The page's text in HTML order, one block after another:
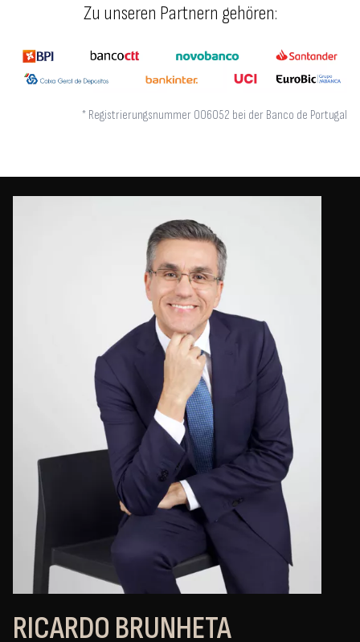
Zu unseren Partnern gehören:
* Registrierungsnummer 006052 bei der Banco de Portugal
RICARDO BRUNHETA